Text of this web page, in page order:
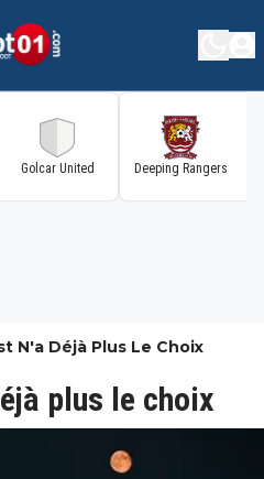
Golcar United Deeping Rangers
N'a Déjà Plus Le Choix
plus le choix